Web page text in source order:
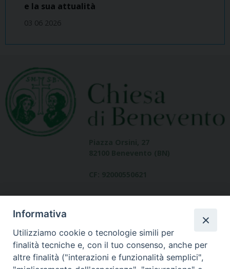
e la sua attualità
03 06 2026
Dove siamo
Informativa
Utilizziamo cookie o tecnologie simili per
finalità tecniche e, con il tuo consenso, anche per
altre finalità ("interazioni e funzionalità semplici",